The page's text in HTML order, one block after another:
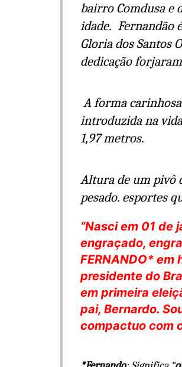
bairro Comdusa e
idade. Fernandão
Gloria dos Santos
dedicação
A forma
introduzida na
1,97 metros.
Altura de um pivô
pesado. esportes
“Nasci em 01 de
engraçado,
FERNANDO* em
presidente do
em primeira
pai, Bernardo.
compactuo com